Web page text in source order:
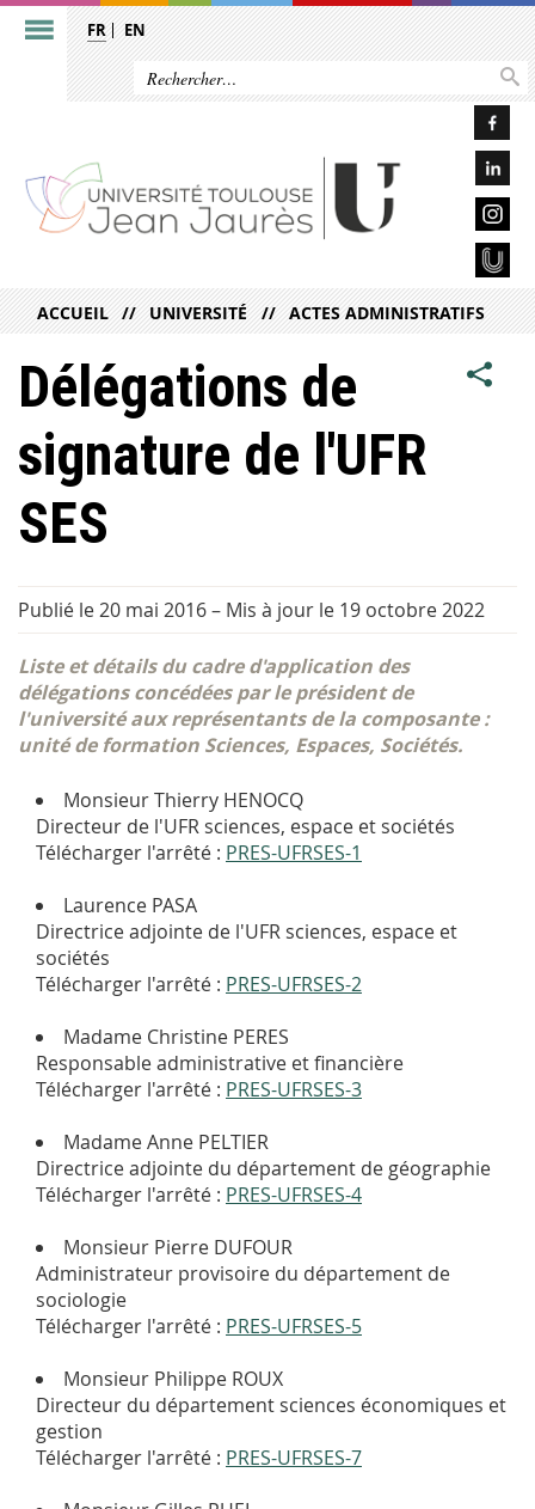
FR EN
ACCUEIL UNIVERSITÉ ACTES ADMINISTRATIFS
Délégations de
signature de l'UFR
SES
Publié le 20 mai 2016– Mis à jour le 19 octobre 2022
Liste et détails du cadre d'application des
délégations concédées par le président de
l'université aux représentants de la composante :
unité de formation Sciences, Espaces, Sociétés.
Monsieur Thierry HENOCQ
Directeur de l'UFR sciences, espace et sociétés
Télécharger l'arrêté : PRES-UFRSES-1
Laurence PASA
Directrice adjointe de l'UFR sciences, espace et
sociétés
Télécharger l'arrêté : PRES-UFRSES-2
Madame Christine PERES
Responsable administrative et financière
Télécharger l'arrêté : PRES-UFRSES-3
Madame Anne PELTIER
Directrice adjointe du département de géographie
Télécharger l'arrêté : PRES-UFRSES-4
Monsieur Pierre DUFOUR
Administrateur provisoire du département de
sociologie
Télécharger l'arrêté : PRES-UFRSES-5
Monsieur Philippe ROUX
Directeur du département sciences économiques et
gestion
Télécharger l'arrêté : PRES-UFRSES-7